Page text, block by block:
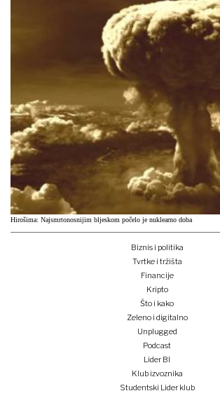
Hirošima: Najsmrtonosnijim bljeskom počelo je nuklearno doba
Biznis i politika
Tvrtke i tržišta
Financije
Kripto
Što i kako
Zeleno i digitalno
Unplugged
Podcast
Lider BI
Klub izvoznika
Studentski Lider klub